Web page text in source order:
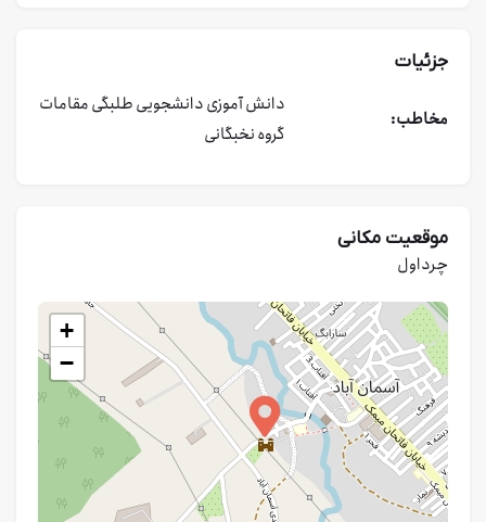
جزئیات
مخاطب:
دانش آموزیدانشجوییطلبگیمقامات
گروه نخبگانی
موقعیت مکانی
چرداول
+
−